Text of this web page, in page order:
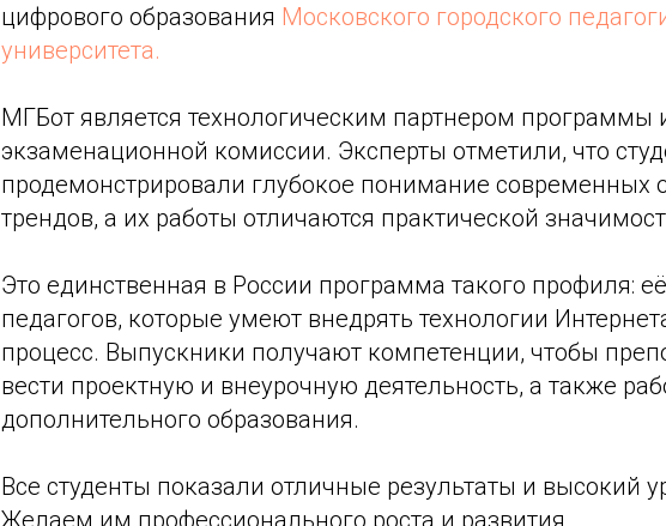
цифрового образования Московского городского
университета.
МГБот является технологическим партнером программы
экзаменационной комиссии. Эксперты отметили, что
продемонстрировали глубокое понимание современных
трендов, а их работы отличаются практической
Это единственная в России программа такого профиля:
педагогов, которые умеют внедрять технологии
процесс. Выпускники получают компетенции, чтобы
вести проектную и внеурочную деятельность, а также
дополнительного образования.
Все студенты показали отличные результаты и высокий
Желаем им профессионального роста и развития